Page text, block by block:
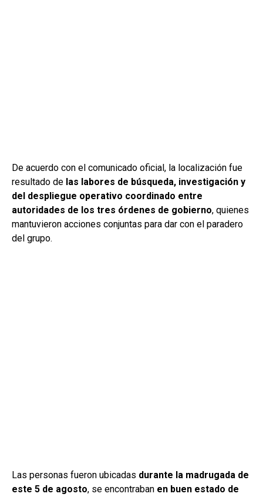
De acuerdo con el comunicado oficial, la localización fue
resultado de las labores de búsqueda, investigación y
del despliegue operativo coordinado entre
autoridades de los tres órdenes de gobierno, quienes
mantuvieron acciones conjuntas para dar con el paradero
del grupo.
Las personas fueron ubicadas durante la madrugada de
este 5 de agosto, se encontraban en buen estado de